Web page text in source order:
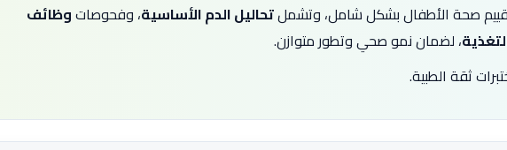
صحة الأطفال بشكل شامل، وتشملتحاليل الدم الأساسية، وفحوصاتوظائف
، لضمان نمو صحي وتطور متوازن.
ثقة الطبية.